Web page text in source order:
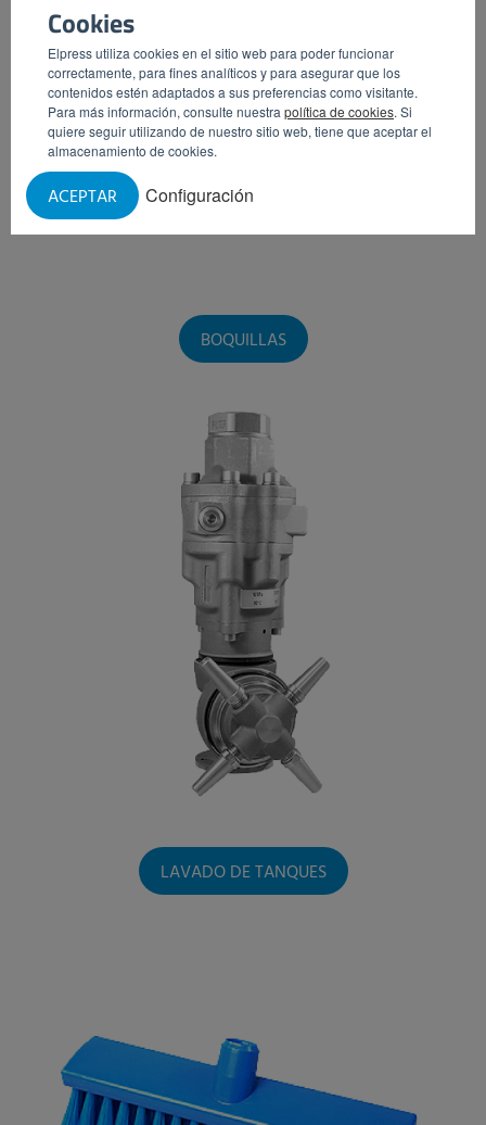
Cookies
Elpress utiliza cookies en el sitio web para poder funcionar
correctamente, para fines analíticos y para asegurar que los
contenidos estén adaptados a sus preferencias como visitante.
Para más información, consulte nuestra política de cookies. Si
quiere seguir utilizando de nuestro sitio web, tiene que aceptar el
almacenamiento de cookies.
Configuración
ACEPTAR
BOQUILLAS
LAVADO DE TANQUES